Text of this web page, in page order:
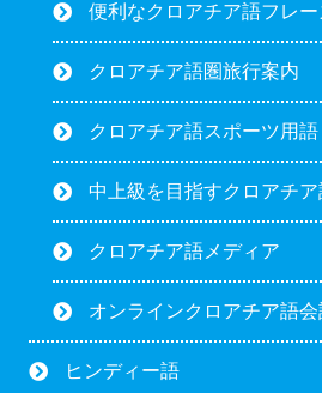
便利なクロアチア語フレー
クロアチア語圏旅行案内
クロアチア語スポーツ用語
中上級を目指すクロアチ
クロアチア語メディア
オンラインクロアチア語会
ヒンディー語